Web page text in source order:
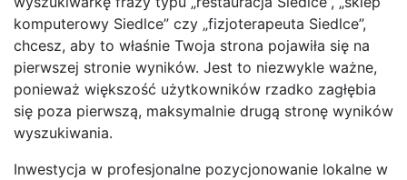
komputerowy Siedlce” czy „fizjoterapeuta Siedlce”,
chcesz, aby to właśnie Twoja strona pojawiła się na
pierwszej stronie wyników. Jest to niezwykle ważne,
ponieważ większość użytkowników rzadko zagłębia
się poza pierwszą, maksymalnie drugą stronę wyników
wyszukiwania.
Inwestycja w profesjonalne pozycjonowanie lokalne w